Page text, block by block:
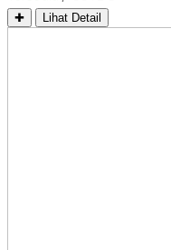
✚ Lihat Detail